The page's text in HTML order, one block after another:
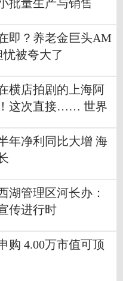
批量生产与销售
即？养老金巨头AM
被夸大了
横店拍剧的上海阿
这次直接…… 世界
年净利同比大增 海
湖管理区河长办：
传进行时
购 4.00万市值可顶